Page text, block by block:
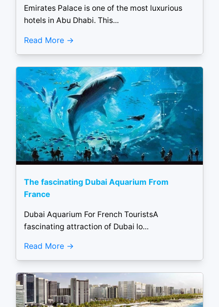
Emirates Palace is one of the most luxurious
hotels in Abu Dhabi. This...
Read More
The fascinating Dubai Aquarium From
France
Dubai Aquarium For French TouristsA
fascinating attraction of Dubai lo...
Read More